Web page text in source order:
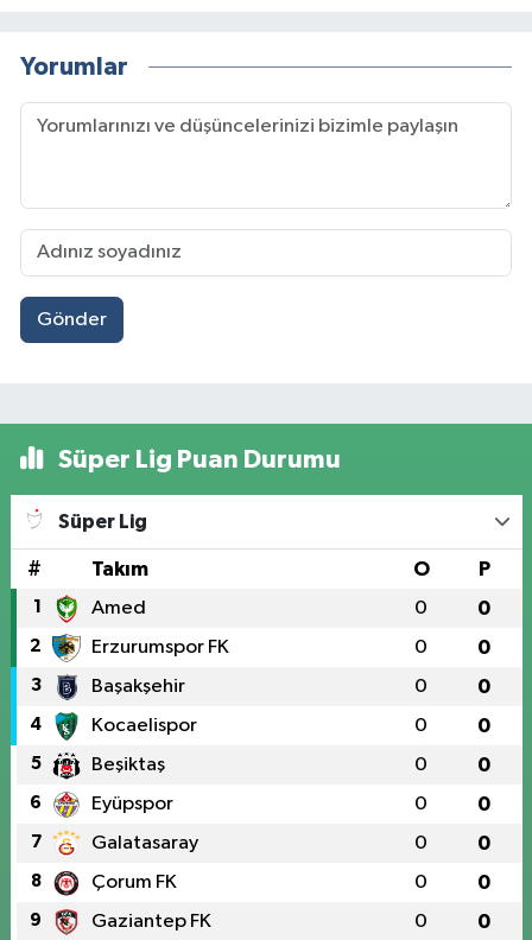
Yorumlar
Gönder
Süper Lig Puan Durumu
Süper Lig
# Takım O P
1 Amed 0 0
2 Erzurumspor FK 0 0
3 Başakşehir 0 0
4 Kocaelispor 0 0
5 Beşiktaş 0 0
6 Eyüpspor 0 0
7 Galatasaray 0 0
8 Çorum FK 0 0
9 Gaziantep FK 0 0